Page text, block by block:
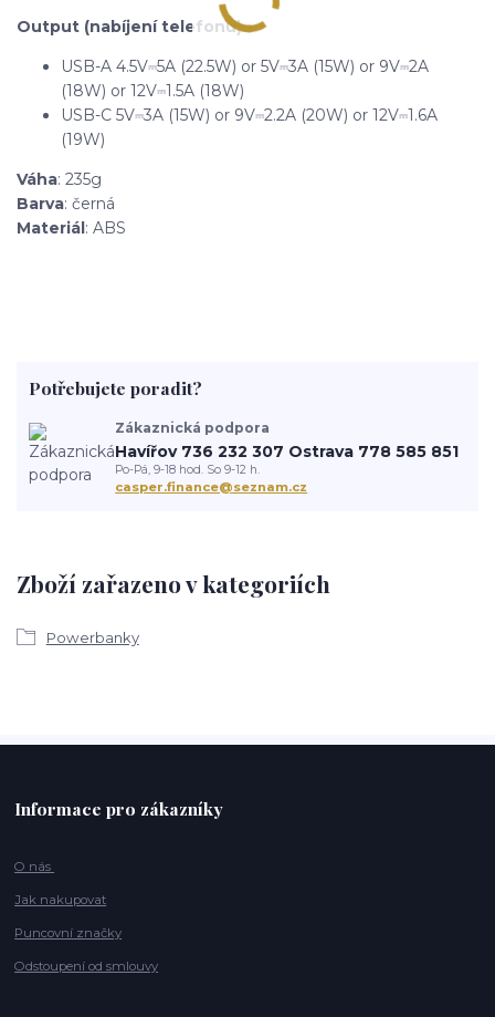
Output (nabíjení telefonu)
USB-A 4.5V⎓5A (22.5W) or 5V⎓3A (15W) or 9V⎓2A
(18W) or 12V⎓1.5A (18W)
USB-C 5V⎓3A (15W) or 9V⎓2.2A (20W) or 12V⎓1.6A
(19W)
Váha: 235g
Barva: černá
Materiál : ABS
Zboží zařazeno v kategoriích
Powerbanky
Potřebujete poradit?
Zákaznická podpora
Havířov 736 232 307 Ostrava 778 585 851
Po-Pá, 9-18 hod. So 9-12 h.
casper.finance@seznam.cz
Informace pro zákazníky
O nás
Jak nakupovat
Puncovní značky
Odstoupení od smlouvy